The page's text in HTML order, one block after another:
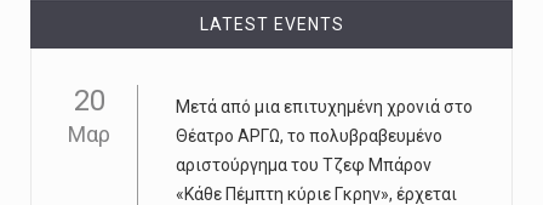
LATEST EVENTS
20
Μαρ
Μετά από μια επιτυχημένη χρονιά στο
Θέατρο ΑΡΓΩ, το πολυβραβευμένο
αριστούργημα του Τζεφ Μπάρον
«Κάθε Πέμπτη κύριε Γκρην», έρχεται